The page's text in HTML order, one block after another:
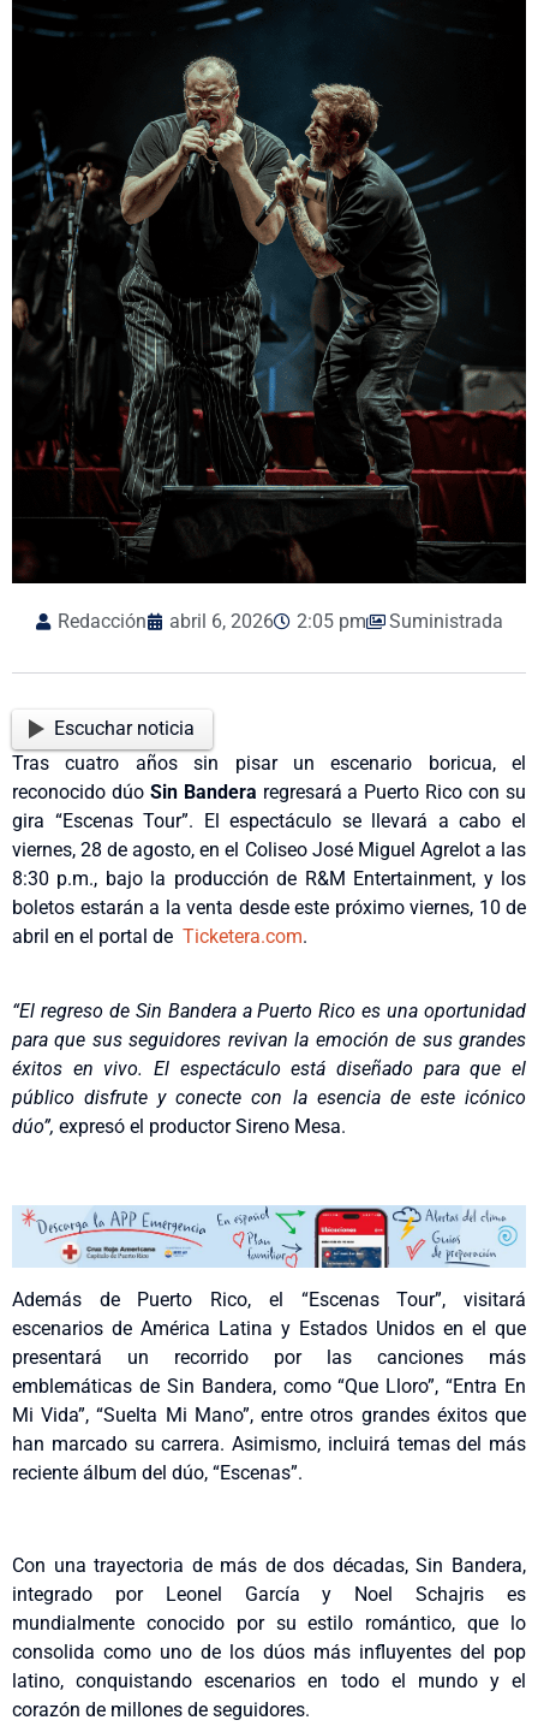
Redacción abril 6, 2026 2:05 pm Suministrada
Escuchar noticia
Tras cuatro años sin pisar un escenario boricua, el
reconocido dúo Sin Bandera regresará a Puerto Rico con su
gira “Escenas Tour”. El espectáculo se llevará a cabo el
viernes, 28 de agosto, en el Coliseo José Miguel Agrelot a las
8:30 p.m., bajo la producción de R&M Entertainment, y los
boletos estarán a la venta desde este próximo viernes, 10 de
abril en el portal de Ticketera.com.
“El regreso de Sin Bandera a Puerto Rico es una oportunidad
para que sus seguidores revivan la emoción de sus grandes
éxitos en vivo. El espectáculo está diseñado para que el
público disfrute y conecte con la esencia de este icónico
dúo”, expresó el productor Sireno Mesa.
Además de Puerto Rico, el “Escenas Tour”, visitará
escenarios de América Latina y Estados Unidos en el que
presentará un recorrido por las canciones más
emblemáticas de Sin Bandera, como “Que Lloro”, “Entra En
Mi Vida”, “Suelta Mi Mano”, entre otros grandes éxitos que
han marcado su carrera. Asimismo, incluirá temas del más
reciente álbum del dúo, “Escenas”.
Con una trayectoria de más de dos décadas, Sin Bandera,
integrado por Leonel García y Noel Schajris es
mundialmente conocido por su estilo romántico, que lo
consolida como uno de los dúos más influyentes del pop
latino, conquistando escenarios en todo el mundo y el
corazón de millones de seguidores.